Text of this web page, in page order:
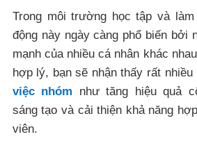
Trong môi trường học tập và
động này ngày càng phổ biến bởi
mạnh của nhiều cá nhân khác
hợp lý, bạn sẽ nhận thấy rất nhiều
việc nhóm như tăng hiệu quả
sáng tạo và cải thiện khả năng
viên.